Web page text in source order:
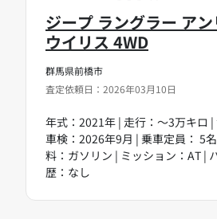
群馬県前橋市
査定依頼日：2026年03月10日
ジープ ラングラー ア
ウイリス 4WD
年式：2021年 | 走行：～3万キロ
車検：2026年9月 | 乗車定員： 5
料：ガソリン | ミッション：AT |
歴：なし